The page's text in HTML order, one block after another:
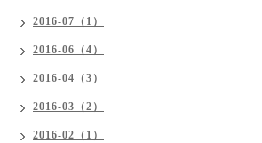
2016-07（1）
2016-06（4）
2016-04（3）
2016-03（2）
2016-02（1）